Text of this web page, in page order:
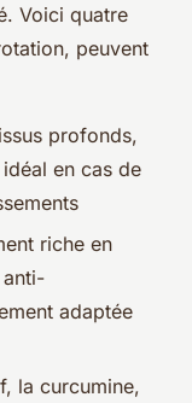
Voici quatre
peuvent
profonds,
en cas de
riche en
anti-
adaptée
la curcumine,